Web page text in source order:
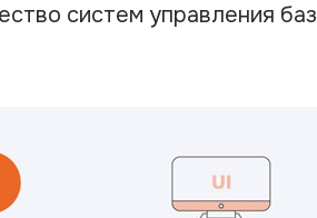
систем управления баз